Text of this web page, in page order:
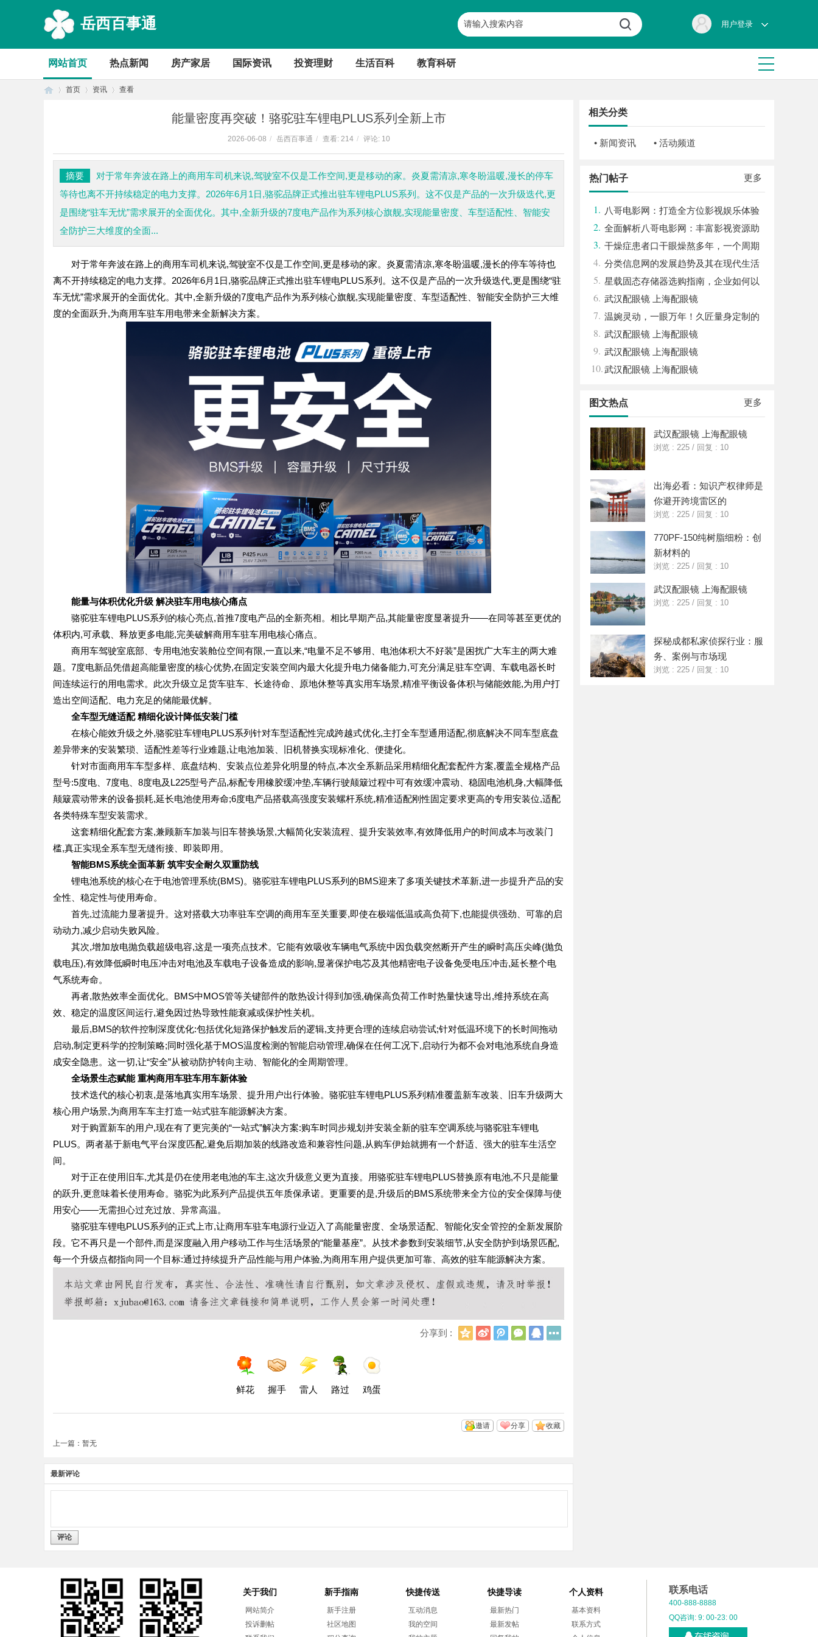
岳西百事通 用户登录
网站首页 热点新闻 房产家居 国际资讯 投资理财 生活百科 教育科研
首页 资讯 查看
能量密度再突破！骆驼驻车锂电PLUS系列全新上市
2026-06-08 / 岳西百事通 / 查看: 214 / 评论: 10
摘要
对于常年奔波在路上的商用车司机来说,驾驶室不仅是工作空间,更是移动的家。炎夏需清凉,寒冬盼温暖,漫长的停车
等待也离不开持续稳定的电力支撑。2026年6月1日,骆驼品牌正式推出驻车锂电PLUS系列。这不仅是产品的一次升级迭代,更
是围绕“驻车无忧”需求展开的全面优化。其中,全新升级的7度电产品作为系列核心旗舰,实现能量密度、车型适配性、智能安
全防护三大维度的全面...
对于常年奔波在路上的商用车司机来说,驾驶室不仅是工作空间,更是移动的家。炎夏需清凉,寒冬盼温暖,漫长的停车等待也
离不开持续稳定的电力支撑。2026年6月1日,骆驼品牌正式推出驻车锂电PLUS系列。这不仅是产品的一次升级迭代,更是围绕“驻
车无忧”需求展开的全面优化。其中,全新升级的7度电产品作为系列核心旗舰,实现能量密度、车型适配性、智能安全防护三大维
度的全面跃升,为商用车驻车用电带来全新解决方案。
能量与体积优化升级 解决驻车用电核心痛点
骆驼驻车锂电PLUS系列的核心亮点,首推7度电产品的全新亮相。相比早期产品,其能量密度显著提升——在同等甚至更优的
体积内,可承载、释放更多电能,完美破解商用车驻车用电核心痛点。
商用车驾驶室底部、专用电池安装舱位空间有限,一直以来,“电量不足不够用、电池体积大不好装”是困扰广大车主的两大难
题。7度电新品凭借超高能量密度的核心优势,在固定安装空间内最大化提升电力储备能力,可充分满足驻车空调、车载电器长时
间连续运行的用电需求。此次升级立足货车驻车、长途待命、原地休整等真实用车场景,精准平衡设备体积与储能效能,为用户打
造出空间适配、电力充足的储能最优解。
全车型无缝适配 精细化设计降低安装门槛
在核心能效升级之外,骆驼驻车锂电PLUS系列针对车型适配性完成跨越式优化,主打全车型通用适配,彻底解决不同车型底盘
差异带来的安装繁琐、适配性差等行业难题,让电池加装、旧机替换实现标准化、便捷化。
针对市面商用车车型多样、底盘结构、安装点位差异化明显的特点,本次全系新品采用精细化配套配件方案,覆盖全规格产品
型号:5度电、7度电、8度电及L225型号产品,标配专用橡胶缓冲垫,车辆行驶颠簸过程中可有效缓冲震动、稳固电池机身,大幅降低
颠簸震动带来的设备损耗,延长电池使用寿命;6度电产品搭载高强度安装螺杆系统,精准适配刚性固定要求更高的专用安装位,适配
各类特殊车型安装需求。
这套精细化配套方案,兼顾新车加装与旧车替换场景,大幅简化安装流程、提升安装效率,有效降低用户的时间成本与改装门
槛,真正实现全系车型无缝衔接、即装即用。
智能BMS系统全面革新 筑牢安全耐久双重防线
锂电池系统的核心在于电池管理系统(BMS)。骆驼驻车锂电PLUS系列的BMS迎来了多项关键技术革新,进一步提升产品的安
全性、稳定性与使用寿命。
首先,过流能力显著提升。这对搭载大功率驻车空调的商用车至关重要,即使在极端低温或高负荷下,也能提供强劲、可靠的启
动动力,减少启动失败风险。
其次,增加放电抛负载超级电容,这是一项亮点技术。它能有效吸收车辆电气系统中因负载突然断开产生的瞬时高压尖峰(抛负
载电压),有效降低瞬时电压冲击对电池及车载电子设备造成的影响,显著保护电芯及其他精密电子设备免受电压冲击,延长整个电
气系统寿命。
再者,散热效率全面优化。BMS中MOS管等关键部件的散热设计得到加强,确保高负荷工作时热量快速导出,维持系统在高
效、稳定的温度区间运行,避免因过热导致性能衰减或保护性关机。
最后,BMS的软件控制深度优化:包括优化短路保护触发后的逻辑,支持更合理的连续启动尝试;针对低温环境下的长时间拖动
启动,制定更科学的控制策略;同时强化基于MOS温度检测的智能启动管理,确保在任何工况下,启动行为都不会对电池系统自身造
成安全隐患。这一切,让“安全”从被动防护转向主动、智能化的全周期管理。
全场景生态赋能 重构商用车驻车用车新体验
技术迭代的核心初衷,是落地真实用车场景、提升用户出行体验。骆驼驻车锂电PLUS系列精准覆盖新车改装、旧车升级两大
核心用户场景,为商用车车主打造一站式驻车能源解决方案。
对于购置新车的用户,现在有了更完美的“一站式”解决方案:购车时同步规划并安装全新的驻车空调系统与骆驼驻车锂电
PLUS。两者基于新电气平台深度匹配,避免后期加装的线路改造和兼容性问题,从购车伊始就拥有一个舒适、强大的驻车生活空
间。
对于正在使用旧车,尤其是仍在使用老电池的车主,这次升级意义更为直接。用骆驼驻车锂电PLUS替换原有电池,不只是能量
的跃升,更意味着长使用寿命。骆驼为此系列产品提供五年质保承诺。更重要的是,升级后的BMS系统带来全方位的安全保障与使
用安心——无需担心过充过放、异常高温。
骆驼驻车锂电PLUS系列的正式上市,让商用车驻车电源行业迈入了高能量密度、全场景适配、智能化安全管控的全新发展阶
段。它不再只是一个部件,而是深度融入用户移动工作与生活场景的“能量基座”。从技术参数到安装细节,从安全防护到场景匹配,
每一个升级点都指向同一个目标:通过持续提升产品性能与用户体验,为商用车用户提供更加可靠、高效的驻车能源解决方案。
分享到 :
Q
新
浪
腾
讯
微
信
Q
鲜花 握手 雷人 路过 鸡蛋
收藏
分享
邀请
上一篇：暂无
最新评论
评论
相关分类
• 新闻资讯 • 活动频道
更多
热门帖子
1. 八哥电影网：打造全方位影视娱乐体验
的平台解析
2. 全面解析八哥电影网：丰富影视资源助
力观影体验升级
3. 干燥症患者口干眼燥熬多年，一个周期
缓过来？老中医：一张辨证方对症，身体找
回津液
4. 分类信息网的发展趋势及其在现代生活
中的重要作用解析
5. 星载固态存储器选购指南，企业如何以
星载级安全性能存储资料？
6. 武汉配眼镜 上海配眼镜
7. 温婉灵动，一眼万年！久匠量身定制的
眉眼唇，才是你整张脸的点睛之笔！淡颜系
女生的气质加分项
8. 武汉配眼镜 上海配眼镜
9. 武汉配眼镜 上海配眼镜
10.武汉配眼镜 上海配眼镜
更多
图文热点
武汉配眼镜 上海配眼镜
浏览 : 225 / 回复 : 10
出海必看：知识产权律师是
你避开跨境雷区的
浏览 : 225 / 回复 : 10
770PF-150纯树脂细粉：创
新材料的
浏览 : 225 / 回复 : 10
武汉配眼镜 上海配眼镜
浏览 : 225 / 回复 : 10
探秘成都私家侦探行业：服
务、案例与市场现
浏览 : 225 / 回复 : 10
关于我们
网站简介
投诉删帖
新手指南
新手注册
社区地图
快捷传送
互动消息
我的空间
快捷导读
最新热门
最新发帖
个人资料
基本资料
联系方式
联系电话
400-888-8888
QQ咨询: 9: 00-23: 00